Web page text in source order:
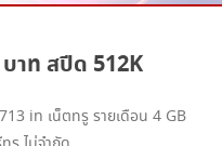
บาท สปีด 512K
in เน็ตทรู รายเดือน 4 GB